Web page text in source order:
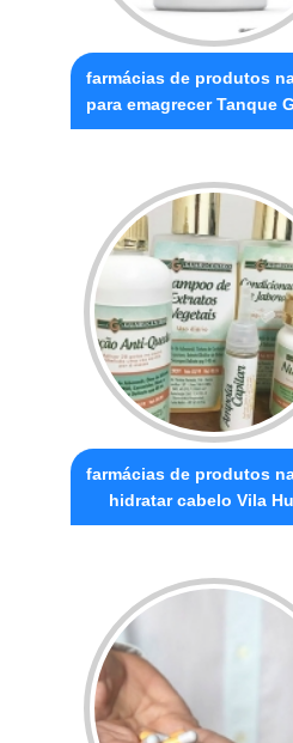
farmácias de produtos
para emagrecer Tanque
farmácias de produtos
hidratar cabelo Vila